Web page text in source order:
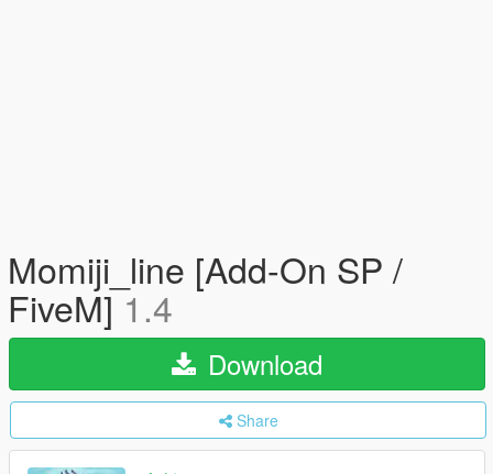
Momiji_line [Add-On SP /
FiveM]1.4
Download
Share